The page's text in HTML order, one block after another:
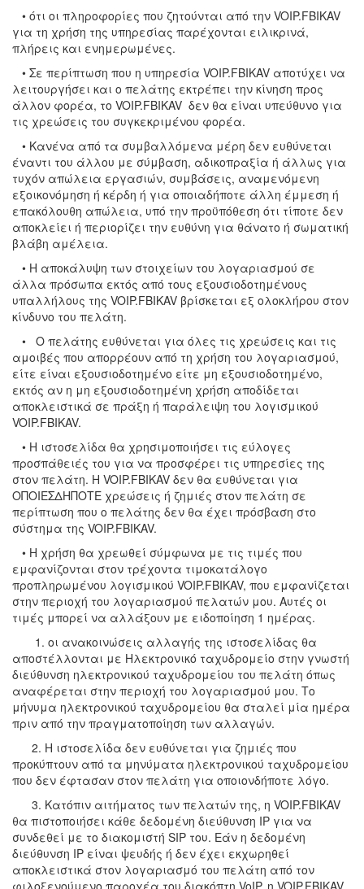
• ότι οι πληροφορίες που ζητούνται από την VOIP.FBIKAV
για τη χρήση της υπηρεσίας παρέχονται ειλικρινά,
πλήρεις και ενημερωμένες.
• Σε περίπτωση που η υπηρεσία VOIP.FBIKAV αποτύχει να
λειτουργήσει και ο πελάτης εκτρέπει την κίνηση προς
άλλον φορέα, το VOIP.FBIKAV δεν θα είναι υπεύθυνο για
τις χρεώσεις του συγκεκριμένου φορέα.
• Κανένα από τα συμβαλλόμενα μέρη δεν ευθύνεται
έναντι του άλλου με σύμβαση, αδικοπραξία ή άλλως για
τυχόν απώλεια εργασιών, συμβάσεις, αναμενόμενη
εξοικονόμηση ή κέρδη ή για οποιαδήποτε άλλη έμμεση ή
επακόλουθη απώλεια, υπό την προϋπόθεση ότι τίποτε δεν
αποκλείει ή περιορίζει την ευθύνη για θάνατο ή σωματική
βλάβη αμέλεια.
• Η αποκάλυψη των στοιχείων του λογαριασμού σε
άλλα πρόσωπα εκτός από τους εξουσιοδοτημένους
υπαλλήλους της VOIP.FBIKAV βρίσκεται εξ ολοκλήρου στον
κίνδυνο του πελάτη.
• Ο πελάτης ευθύνεται για όλες τις χρεώσεις και τις
αμοιβές που απορρέουν από τη χρήση του λογαριασμού,
είτε είναι εξουσιοδοτημένο είτε μη εξουσιοδοτημένο,
εκτός αν η μη εξουσιοδοτημένη χρήση αποδίδεται
αποκλειστικά σε πράξη ή παράλειψη του λογισμικού
VOIP.FBIKAV.
• Η ιστοσελίδα θα χρησιμοποιήσει τις εύλογες
προσπάθειές του για να προσφέρει τις υπηρεσίες της
στον πελάτη. Η VOIP.FBIKAV δεν θα ευθύνεται για
ΟΠΟΙΕΣΔΗΠΟΤΕ χρεώσεις ή ζημιές στον πελάτη σε
περίπτωση που ο πελάτης δεν θα έχει πρόσβαση στο
σύστημα της VOIP.FBIKAV.
• Η χρήση θα χρεωθεί σύμφωνα με τις τιμές που
εμφανίζονται στον τρέχοντα τιμοκατάλογο
προπληρωμένου λογισμικού VOIP.FBIKAV, που εμφανίζεται
στην περιοχή του λογαριασμού πελατών μου. Αυτές οι
τιμές μπορεί να αλλάξουν με ειδοποίηση 1 ημέρας.
1. οι ανακοινώσεις αλλαγής της ιστοσελίδας θα
αποστέλλονται με Ηλεκτρονικό ταχυδρομείο στην γνωστή
διεύθυνση ηλεκτρονικού ταχυδρομείου του πελάτη όπως
αναφέρεται στην περιοχή του λογαριασμού μου. Το
μήνυμα ηλεκτρονικού ταχυδρομείου θα σταλεί μία ημέρα
πριν από την πραγματοποίηση των αλλαγών.
2. Η ιστοσελίδα δεν ευθύνεται για ζημιές που
προκύπτουν από τα μηνύματα ηλεκτρονικού ταχυδρομείου
που δεν έφτασαν στον πελάτη για οποιονδήποτε λόγο.
3. Κατόπιν αιτήματος των πελατών της, η VOIP.FBIKAV
θα πιστοποιήσει κάθε δεδομένη διεύθυνση IP για να
συνδεθεί με το διακομιστή SIP του. Εάν η δεδομένη
διεύθυνση IP είναι ψευδής ή δεν έχει εκχωρηθεί
αποκλειστικά στον λογαριασμό του πελάτη από τον
φιλοξενούμενο παροχέα του διακόπτη VoIP, η VOIP.FBIKAV